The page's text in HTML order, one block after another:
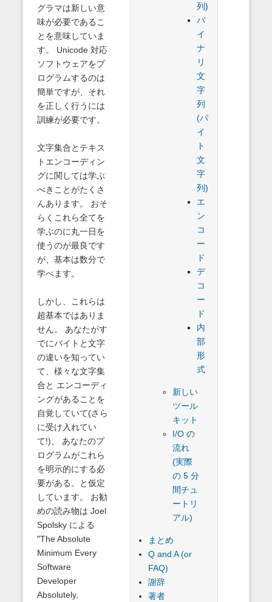
列)
バ
イ
ナ
リ
文
字
列
(バ
イ
ト
文
字
列)
エ
ン
コ
ー
ド
デ
コ
ー
ド
内
部
形
式
新しい
ツール
キット
I/O の
流れ
(実際
の 5 分
間チュ
ートリ
アル)
まとめ
Q and A (or
FAQ)
謝辞
著者
グラマは新しい意
味が必要であるこ
とを意味していま
す。 Unicode 対応
ソフトウェアをプ
ログラムするのは
簡単ですが、それ
を正しく行うには
訓練が必要です。
文字集合とテキス
トエンコーディン
グに関しては学ぶ
べきことがたくさ
んあります。 おそ
らくこれら全てを
学ぶのに丸一日を
使うのが最良です
が、基本は数分で
学べます。
しかし、これらは
超基本ではありま
せん。 あなたがす
でにバイトと文字
の違いを知ってい
て、様々な文字集
合と エンコーディ
ングがあることを
自覚していて(さら
に受け入れてい
て!)、 あなたのプ
ログラムがこれら
を明示的にする必
要がある、と仮定
しています。 お勧
めの読み物は Joel
Spolsky による
"The Absolute
Minimum Every
Software
Developer
Absolutely,